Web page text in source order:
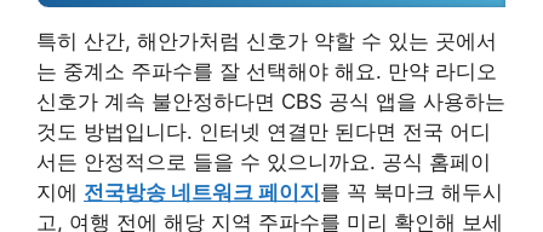
특히 산간, 해안가처럼 신호가 약할 수 있는 곳에서
는 중계소 주파수를 잘 선택해야 해요. 만약 라디오
신호가 계속 불안정하다면 CBS 공식 앱을 사용하는
것도 방법입니다. 인터넷 연결만 된다면 전국 어디
서든 안정적으로 들을 수 있으니까요. 공식 홈페이
지에 전국방송 네트워크 페이지 를 꼭 북마크 해두시
고, 여행 전에 해당 지역 주파수를 미리 확인해 보세